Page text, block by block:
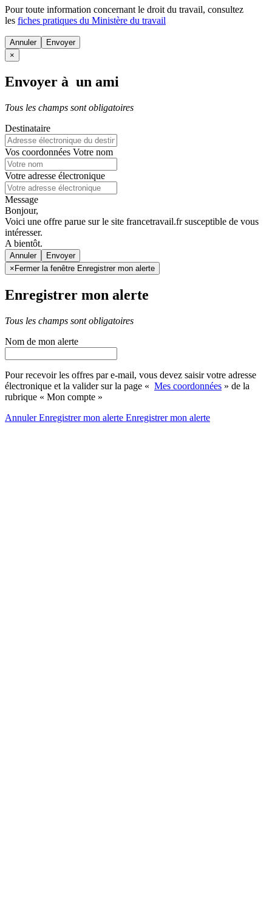
Pour toute information concernant le droit du travail, consultez
les fiches pratiques du Ministère du travail
Annuler
×
Envoyer à un ami
Tous les champs sont obligatoires
Destinataire
Vos coordonnées Votre nom
Votre adresse électronique
Message
Bonjour,
Voici une offre parue sur le site francetravail.fr susceptible de vous
intéresser.
A bientôt.
Annuler
× Fermer la fenêtre Enregistrer mon alerte
Enregistrer mon alerte
Tous les champs sont obligatoires
Nom de mon alerte
Pour recevoir les offres par e-mail, vous devez saisir votre adresse
électronique et la valider sur la page « Mes coordonnées » de la
rubrique « Mon compte »
AnnulerEnregistrer mon alerte Enregistrermon alerte